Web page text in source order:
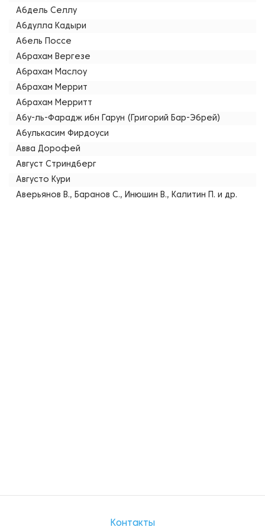
Абдель Селлу
Абдулла Кадыри
Абель Поссе
Абрахам Вергезе
Абрахам Маслоу
Абрахам Меррит
Абрахам Мерритт
Абу-ль-Фарадж ибн Гарун (Григорий Бар-Эбрей)
Абулькасим Фирдоуси
Авва Дорофей
Август Стриндберг
Августо Кури
Аверьянов В., Баранов С., Инюшин В., Калитин П. и др.
Контакты